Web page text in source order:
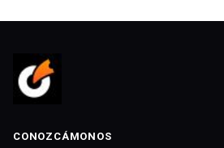
CONOZCÁMONOS